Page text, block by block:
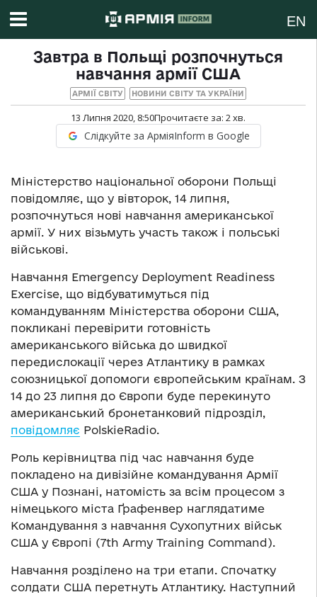
EN
Завтра в Польщі розпочнуться
навчання армії США
АРМІЇ СВІТУ НОВИНИ СВІТУ ТА УКРАЇНИ
13 Липня 2020, 8:50Прочитаєте за: 2хв.
Слідкуйте за АрміяInform в Google
Міністерство національної оборони Польщі
повідомляє, що у вівторок, 14 липня,
розпочнуться нові навчання американської
армії. У них візьмуть участь також і польські
військові.
Навчання Emergency Deployment Readiness
Exercise, що відбуватимуться під
командуванням Міністерства оборони США,
покликані перевірити готовність
американського війська до швидкої
передислокації через Атлантику в рамках
союзницької допомоги європейським країнам. З
14 до 23 липня до Європи буде перекинуто
американський бронетанковий підрозділ,
повідомляє РolskieRadio.
Роль керівництва під час навчання буде
покладено на дивізійне командування Армії
США у Познані, натомість за всім процесом з
німецького міста Ґрафенвер наглядатиме
Командування з навчання Сухопутних військ
США у Європі (7th Army Training Command).
Навчання розділено на три етапи. Спочатку
солдати США перетнуть Атлантику. Наступний